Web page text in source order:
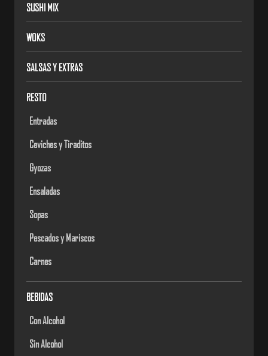
SUSHI MIX
WOKS
SALSAS Y EXTRAS
RESTO
Entradas
Ceviches y Tiraditos
Gyozas
Ensaladas
Sopas
Pescados y Mariscos
Carnes
BEBIDAS
Con Alcohol
Sin Alcohol